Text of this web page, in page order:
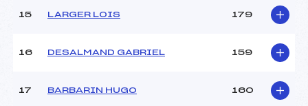
15 LARGER LOIS 179
16 DESALMAND GABRIEL 159
17 BARBARIN HUGO 160